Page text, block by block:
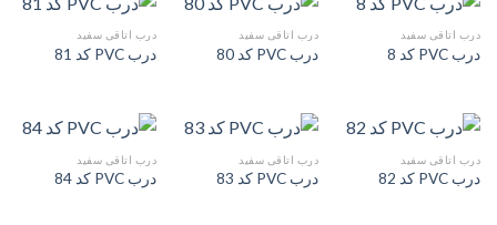
درب اتاقی سفید
درب PVC کد 8
درب اتاقی سفید
درب PVC کد 80
درب اتاقی سفید
درب PVC کد 81
درب اتاقی سفید
درب PVC کد 82
درب اتاقی سفید
درب PVC کد 83
درب اتاقی سفید
درب PVC کد 84